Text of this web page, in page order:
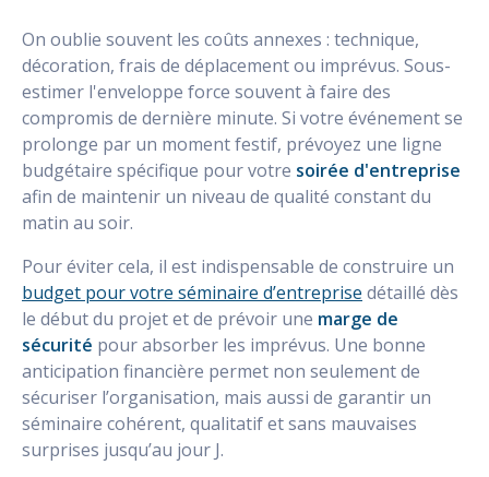
On oublie souvent les coûts annexes : technique,
décoration, frais de déplacement ou imprévus. Sous-
estimer l'enveloppe force souvent à faire des
compromis de dernière minute. Si votre événement se
prolonge par un moment festif, prévoyez une ligne
budgétaire spécifique pour votre soirée d'entreprise
afin de maintenir un niveau de qualité constant du
matin au soir.
Pour éviter cela, il est indispensable de construire un
budget pour votre séminaire d’entreprise détaillé dès
le début du projet et de prévoir une marge de
sécurité pour absorber les imprévus. Une bonne
anticipation financière permet non seulement de
sécuriser l’organisation, mais aussi de garantir un
séminaire cohérent, qualitatif et sans mauvaises
surprises jusqu’au jour J.